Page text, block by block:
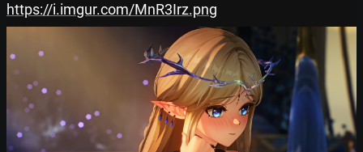
https://i.imgur.com/MnR3Irz.png